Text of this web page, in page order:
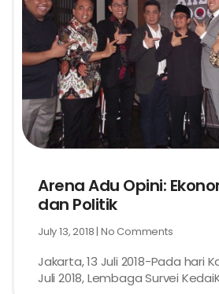
Arena Adu Opini:
dan Politik
July 13, 2018 No Comments
Jakarta, 13 Juli 2018-Pada hari
Juli 2018, Lembaga Survei